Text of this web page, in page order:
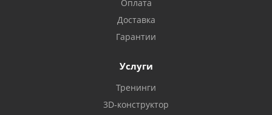
Оплата
Доставка
Гарантии
Услуги
Тренинги
3D-конструктор